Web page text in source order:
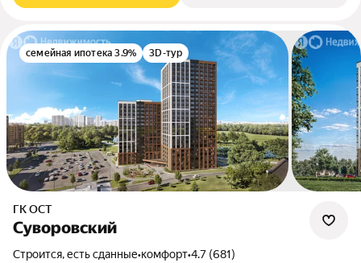
семейная ипотека 3.9% 3D-тур
ГК ОСТ
Суворовский
Строится, есть сданные•комфорт•4.7 (681)